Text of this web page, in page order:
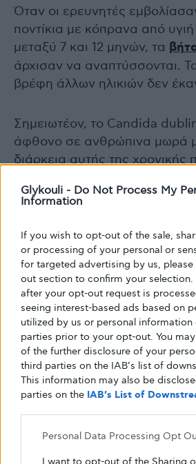
Glykouli - Do Not Process My
Information
If you wish to opt-out of the sale,
or processing of your personal or
for targeted advertising by us,
out section to confirm your selection.
after your opt-out request is
seeing interest-based ads based on
utilized by us or personal
parties prior to your opt-out. You
of the further disclosure of your
third parties on the IAB’s list of
This information may also be
parties on the IAB’s List of
Personal Data Processing Opt
I want to opt-out of the Sharing
Όταν οι ερευνητές
ποντίκια με κόπρανα από
μεταξύ 7 και 12 μηνών, τα
άρχισαν να αναπτύσσονται.
βρέφη άλλων ηλικιών δεν
Σημειωτέον, το Candida
άφθονο σε ανθρώπινα μωρά
διάρκεια αυτής της χρονικής
«Αυτό υποδηλώνει ότι οι
αυτά τα μικρόβια που
κύτταρα», δηλώνει η Hill.
Όταν τα αρσενικά ποντίκια
προδιάθεση για διαβήτη
με τον μύκητα στηβρεφική
διαβήτη λιγότερο από το 15%
περιπτώσεων. Τα αρσενικά
τον μύκητα έπασχαν από
περιπτώσεων.
Ακόμη πιο πολλά υποσχόμενο,
ερευνητές έδωσαν τον